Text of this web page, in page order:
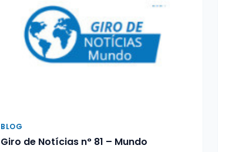
BLOG
Giro de Notícias n° 81 – Mundo